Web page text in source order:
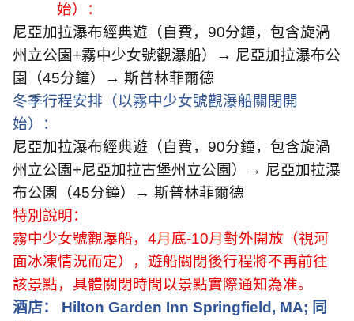
始）：
尼亞加拉瀑布經典遊（自費， 90分鐘，包含旋渦
州立公園+霧中少女號觀瀑船） → 尼亞加拉瀑布公
園（45分鐘）→ 斯普林菲爾德
冬季行程安排（以霧中少女號觀瀑船關閉開
始）：
尼亞加拉瀑布經典遊（自費， 90分鐘，包含旋渦
州立公園+尼亞加拉古堡州立公園） → 尼亞加拉瀑
布公園（45分鐘）→ 斯普林菲爾德
特別說明：
霧中少女號觀瀑船， 4月底-10月對外開放（視河
面冰凍情況而定），遊船關閉後行程將不再前往
該景點，具體關閉時間以景點實際通知為准。
酒店： Hilton Garden Inn Springfield, MA; 同